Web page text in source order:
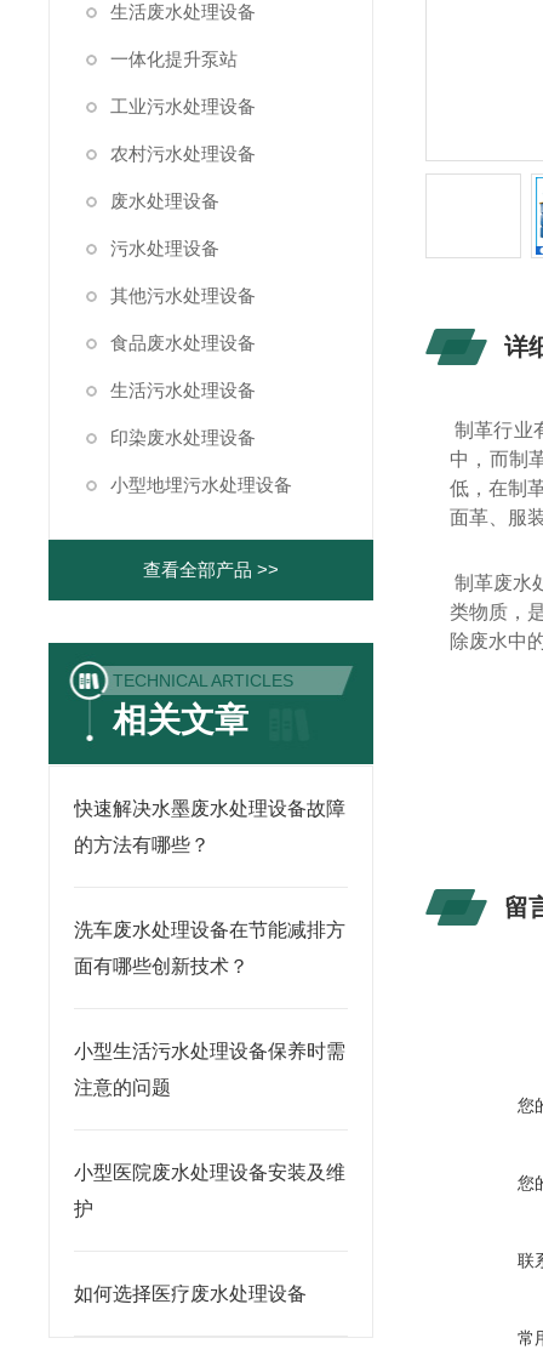
生活废水处理设备
一体化提升泵站
工业污水处理设备
农村污水处理设备
废水处理设备
污水处理设备
其他污水处理设备
食品废水处理设备
生活污水处理设备
印染废水处理设备
小型地埋污水处理设备
查看全部产品 >>
TECHNICAL ARTICLES
相关文章
快速解决水墨废水处理设备故障
的方法有哪些？
洗车废水处理设备在节能减排方
面有哪些创新技术？
小型生活污水处理设备保养时需
注意的问题
小型医院废水处理设备安装及维
护
如何选择医疗废水处理设备
详
制革行业
中，而制
低，在制
面革、服
制革废水
类物质，
除废水中
留
您
您
联
常